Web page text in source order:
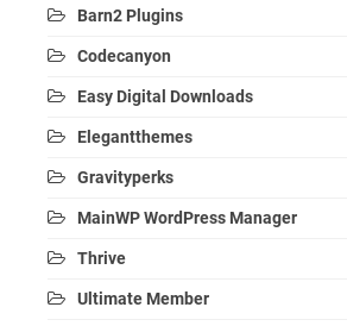
Barn2 Plugins
Codecanyon
Easy Digital Downloads
Elegantthemes
Gravityperks
MainWP WordPress Manager
Thrive
Ultimate Member